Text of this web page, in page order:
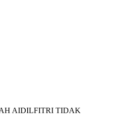
AIDILFITRI TIDAK